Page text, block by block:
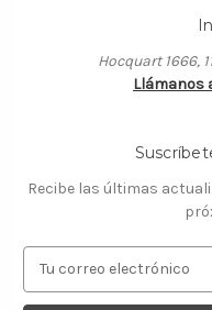
Hocquart 1666,
Llámanos
Recibe las últimas
r